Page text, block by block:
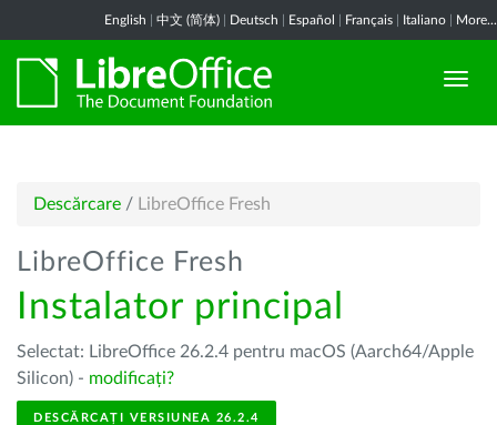
English 中文 (简体) Deutsch Español Français Italiano More...
Descărcare / LibreOffice Fresh
LibreOffice Fresh
Instalator principal
Selectat: LibreOffice 26.2.4 pentru macOS (Aarch64/Apple
Silicon) - modificați?
DESCĂRCAȚI VERSIUNEA 26.2.4